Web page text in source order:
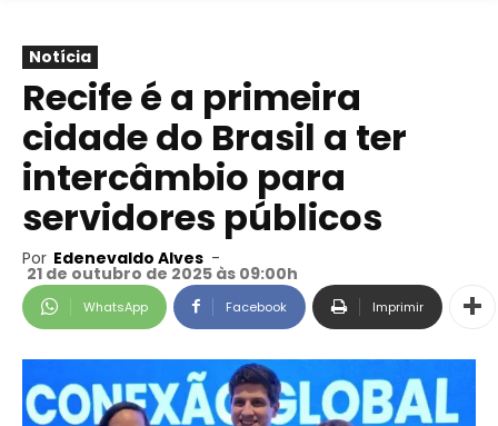
Notícia
Recife é a primeira
cidade do Brasil a ter
intercâmbio para
servidores públicos
Por Edenevaldo Alves -
21 de outubro de 2025 às 09:00h
WhatsApp Facebook Imprimir